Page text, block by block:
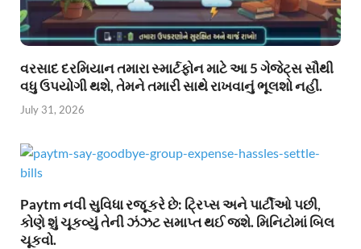
વરસાદ દરમિયાન તમારા સ્માર્ટફોન માટે આ 5 ગેજેટ્સ સૌથી
વધુ ઉપયોગી થશે, તેમને તમારી સાથે રાખવાનું ભૂલશો નહીં.
July 31, 2026
Paytm નવી સુવિધા રજૂ કરે છે: ટ્રિપ્સ અને પાર્ટીઓ પછી,
કોણે શું ચૂકવ્યું તેની ઝંઝટ સમાપ્ત થઈ જશે. મિનિટોમાં બિલ
ચૂકવો.